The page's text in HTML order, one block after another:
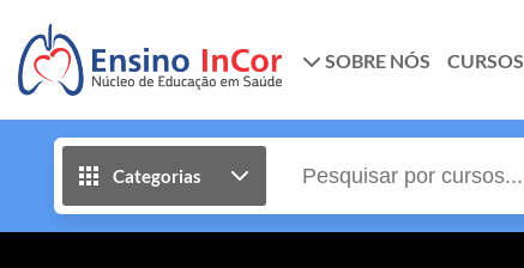
SOBRE NÓS CURSOS
Categorias